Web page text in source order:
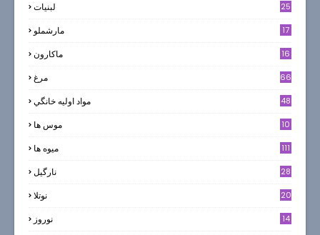
لبنيات 25
مارشملو 17
ماکارون 16
مرغ 66
مواد اوليه خانگي 48
موس ها 10
میوه ها 111
نارگيل 28
نوتلا 20
نوروز
14